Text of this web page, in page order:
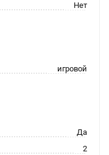
Нет
игровой
Да
2